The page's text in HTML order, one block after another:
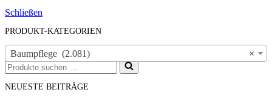
Schließen
PRODUKT-KATEGORIEN
×
Baumpflege (2.081)
Suchen
nach …
NEUESTE BEITRÄGE